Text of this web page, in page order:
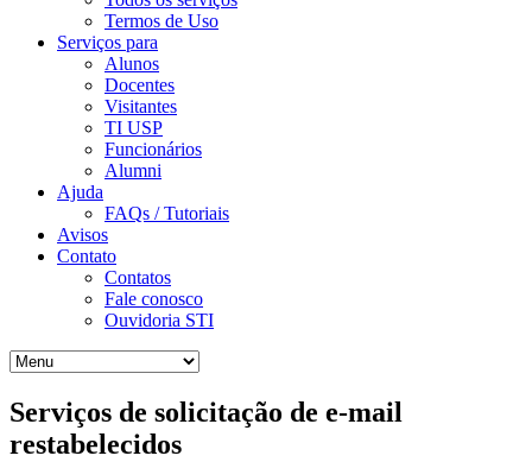
Termos de Uso
Serviços para
Alunos
Docentes
Visitantes
TI USP
Funcionários
Alumni
Ajuda
FAQs / Tutoriais
Avisos
Contato
Contatos
Fale conosco
Ouvidoria STI
Serviços de solicitação de e-mail
restabelecidos